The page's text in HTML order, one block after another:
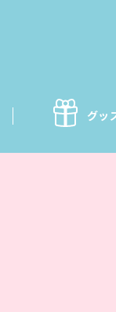
グッ